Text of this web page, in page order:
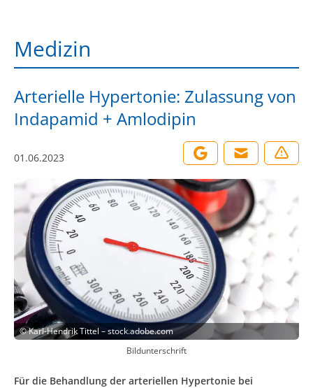
Medizin
Arterielle Hypertonie: Zulassung von
Indapamid + Amlodipin
01.06.2023
©Karl-Hendrik Tittel – stock.adobe.com
Bildunterschrift
Für die Behandlung der arteriellen Hypertonie bei